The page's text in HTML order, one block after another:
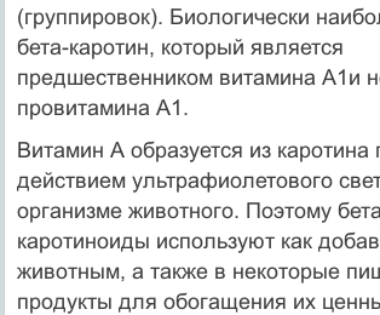
(группировок). Биологически
бета-каротин, который является
предшественником витамина А1и
провитамина А1.
Витамин А образуется из каротина
действием ультрафиолетового
организме животного. Поэтому
каротиноиды используют как
животным, а также в некоторые
продукты для обогащения их